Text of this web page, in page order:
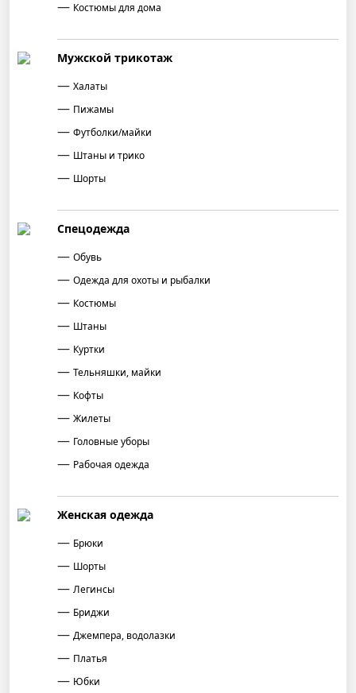
Костюмы для дома
Мужской трикотаж
Халаты
Пижамы
Футболки/майки
Штаны и трико
Шорты
Спецодежда
Обувь
Одежда для охоты и рыбалки
Костюмы
Штаны
Куртки
Тельняшки, майки
Кофты
Жилеты
Головные уборы
Рабочая одежда
Женская одежда
Брюки
Шорты
Легинсы
Бриджи
Джемпера, водолазки
Платья
Юбки